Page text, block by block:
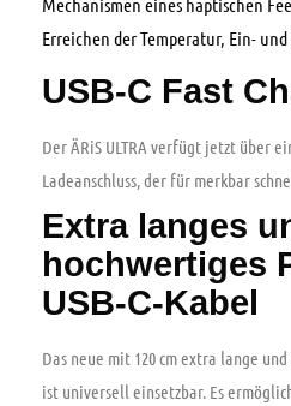
Erreichen der Temperatur, Ein-
USB-C Fast
Der ÄRiS ULTRA verfügt jetzt über
Ladeanschluss, der für merkbar
Extra langes
hochwertiges
USB-C-Kabel
Das neue mit 120 cm extra lange
ist universell einsetzbar. Es